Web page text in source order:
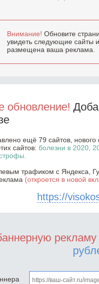
Внимание! Обновите
увидеть следующие сайты
размещена ваша реклама.
обновление!
ещё 79 сайтов,
сайтов: болезни в 2020,
трафиком с Яндекса,
(откроется в новой
https://
рекламу